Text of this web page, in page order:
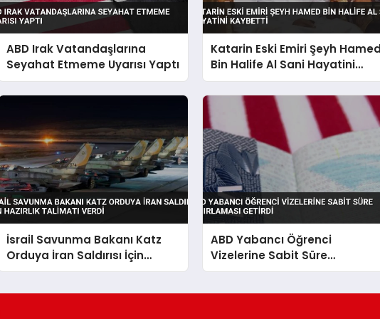
ABD Irak Vatandaşlarına
Seyahat Etmeme Uyarısı Yaptı
Katarin Eski Emiri Şeyh
Bin Halife Al Sani Hayatini
Kaybetti
İsrail Savunma Bakanı Katz
Orduya İran Saldırısı İçin
Hazırlık Talimatı Verdi
ABD Yabancı Öğrenci
Vizelerine Sabit Süre
Sınırlaması Getirdi